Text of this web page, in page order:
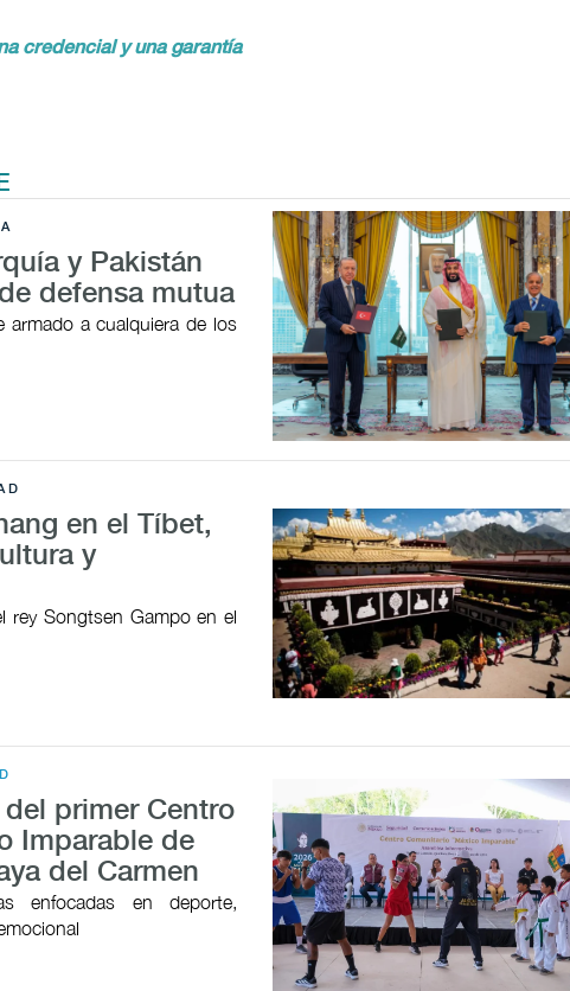
credencial y una garantía
y Pakistán
defensa mutua
armado a cualquiera de los
en el Tíbet,
y
rey Songtsen Gampo en el
primer Centro
Imparable de
del Carmen
enfocadas en deporte,